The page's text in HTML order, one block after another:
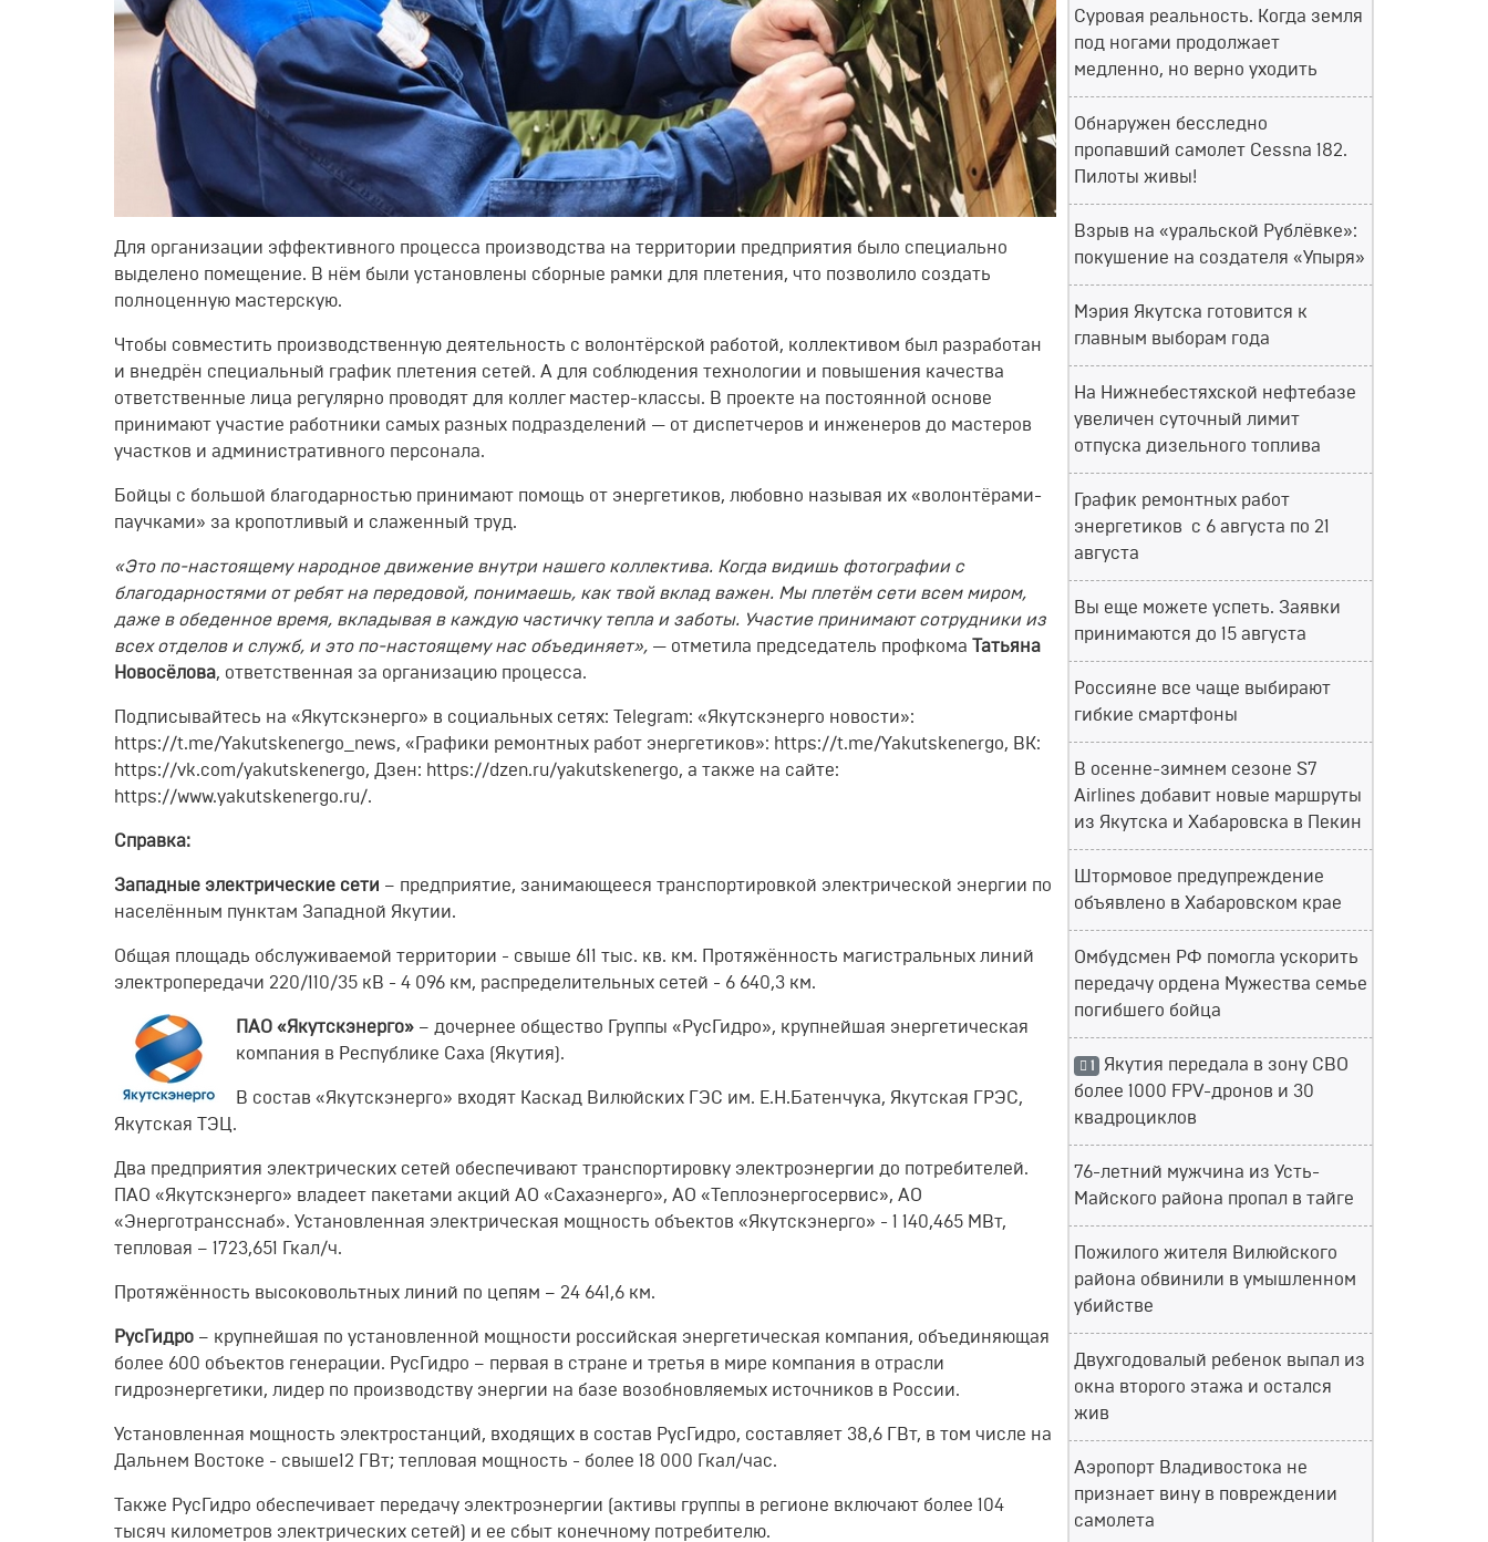
Для организации эффективного процесса производства на территории предприятия было специально
выделено помещение. В нём были установлены сборные рамки для плетения, что позволило создать
полноценную мастерскую.
Чтобы совместить производственную деятельность с волонтёрской работой, коллективом был разработан
и внедрён специальный график плетения сетей. А для соблюдения технологии и повышения качества
ответственные лица регулярно проводят для коллег мастер-классы. В проекте на постоянной основе
принимают участие работники самых разных подразделений — от диспетчеров и инженеров до мастеров
участков и административного персонала.
Бойцы с большой благодарностью принимают помощь от энергетиков, любовно называя их «волонтёрами-
паучками» за кропотливый и слаженный труд.
«Это по-настоящему народное движение внутри нашего коллектива. Когда видишь фотографии с
благодарностями от ребят на передовой, понимаешь, как твой вклад важен. Мы плетём сети всем миром,
даже в обеденное время, вкладывая в каждую частичку тепла и заботы. Участие принимают сотрудники из
всех отделов и служб, и это по-настоящему нас объединяет», — отметила председатель профкома
Татьяна
Новосёлова, ответственная за организацию процесса.
Подписывайтесь на «Якутскэнерго» в социальных сетях: Telegram: «Якутскэнерго новости»:
https://t.me/Yakutskenergo_news, «Графики ремонтных работ энергетиков»: https://t.me/Yakutskenergo, ВК:
https://vk.com/yakutskenergo, Дзен: https://dzen.ru/yakutskenergo, а также на сайте:
https://www.yakutskenergo.ru/.
Справка:
Западные электрические сети – предприятие, занимающееся транспортировкой электрической энергии по
населённым пунктам Западной Якутии.
Общая площадь обслуживаемой территории - свыше 611 тыс. кв. км. Протяжённость магистральных линий
электропередачи 220/110/35 кВ - 4 096 км, распределительных сетей - 6 640,3 км.
ПАО «Якутскэнерго» – дочернее общество Группы «РусГидро», крупнейшая энергетическая
компания в Республике Саха (Якутия).
В состав «Якутскэнерго» входят Каскад Вилюйских ГЭС им. Е.Н.Батенчука, Якутская ГРЭС,
Якутская ТЭЦ.
Два предприятия электрических сетей обеспечивают транспортировку электроэнергии до потребителей.
ПАО «Якутскэнерго» владеет пакетами акций АО «Сахаэнерго», АО «Теплоэнергосервис», АО
«Энерготрансснаб». Установленная электрическая мощность объектов «Якутскэнерго» - 1 140,465 МВт,
тепловая – 1723,651 Гкал/ч.
Протяжённость высоковольтных линий по цепям – 24 641,6 км.
РусГидро – крупнейшая по установленной мощности российская энергетическая компания, объединяющая
более 600 объектов генерации. РусГидро – первая в стране и третья в мире компания в отрасли
гидроэнергетики, лидер по производству энергии на базе возобновляемых источников в России.
Установленная мощность электростанций, входящих в состав РусГидро, составляет 38,6 ГВт, в том числе на
Дальнем Востоке - свыше12 ГВт; тепловая мощность - более 18 000 Гкал/час.
Также РусГидро обеспечивает передачу электроэнергии (активы группы в регионе включают более 104
тысяч километров электрических сетей) и ее сбыт конечному потребителю.
Суровая реальность. Когда земля
под ногами продолжает
медленно, но верно уходить
Обнаружен бесследно
пропавший самолет Cessna 182.
Пилоты живы!
Взрыв на «уральской Рублёвке»:
покушение на создателя «Упыря»
Мэрия Якутска готовится к
главным выборам года
На Нижнебестяхской нефтебазе
увеличен суточный лимит
отпуска дизельного топлива
График ремонтных работ
энергетиков с 6 августа по 21
августа
Вы еще можете успеть. Заявки
принимаются до 15 августа
Россияне все чаще выбирают
гибкие смартфоны
В осенне-зимнем сезоне S7
Airlines добавит новые маршруты
из Якутска и Хабаровска в Пекин
Штормовое предупреждение
объявлено в Хабаровском крае
Омбудсмен РФ помогла ускорить
передачу ордена Мужества семье
погибшего бойца
1 Якутия передала в зону СВО
более 1000 FPV-дронов и 30
квадроциклов
76-летний мужчина из Усть-
Майского района пропал в тайге
Пожилого жителя Вилюйского
района обвинили в умышленном
убийстве
Двухгодовалый ребенок выпал из
окна второго этажа и остался
жив
Аэропорт Владивостока не
признает вину в повреждении
самолета